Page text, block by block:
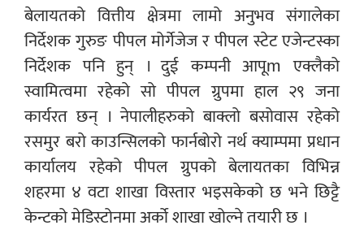
बेलायतको वित्तीय क्षेत्रमा लामो अनुभव संगालेका
निर्देशक गुरुङ पीपल मोर्गेजेज र पीपल स्टेट एजेन्टस्का
निर्देशक पनि हुन् । दुई कम्पनी आपूm एक्लैको
स्वामित्वमा रहेको सो पीपल ग्रुपमा हाल २९ जना
कार्यरत छन् । नेपालीहरुको बाक्लो बसोवास रहेको
रसमुर बरो काउन्सिलको फार्नबोरो नर्थ क्याम्पमा प्रधान
कार्यालय रहेको पीपल ग्रुपको बेलायतका विभिन्न
शहरमा ४ वटा शाखा विस्तार भइसकेको छ भने छिट्टै
केन्टको मेडिस्टोनमा अर्को शाखा खोल्ने तयारी छ ।